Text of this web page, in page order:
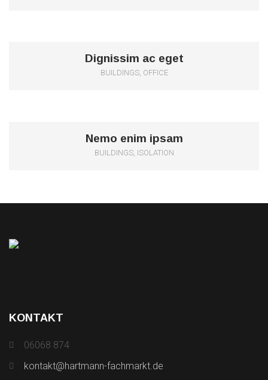
Dignissim ac eget
BUILDINGS, OFFICE
Nemo enim ipsam
BUILDINGS, ISOLATION
KONTAKT
06068 874
kontakt@hartmann-fachmarkt.de